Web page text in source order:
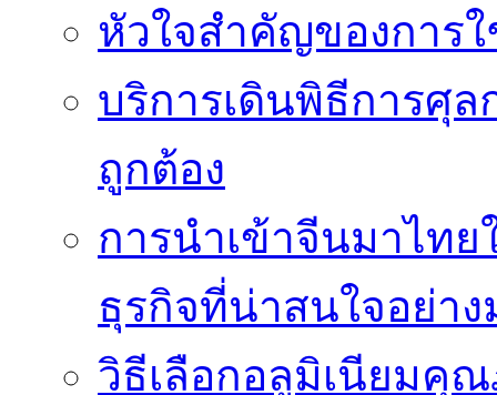
หัวใจสำคัญของการ
บริการเดินพิธีการศุล
ถูกต้อง
การนำเข้าจีนมาไท
ธุรกิจที่น่าสนใจอย่าง
วิธีเลือกอลูมิเนียมคุ